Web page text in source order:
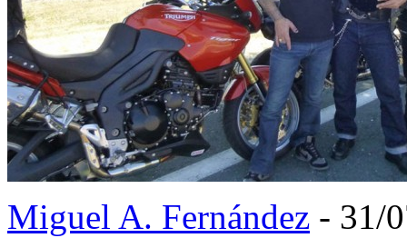
Miguel A. Fernández - 31/